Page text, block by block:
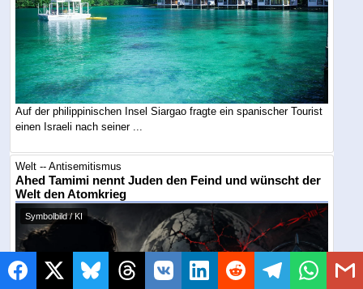
Auf der philippinischen Insel Siargao fragte ein spanischer Tourist
einen Israeli nach seiner ...
Welt -- Antisemitismus
Ahed Tamimi nennt Juden den Feind und wünscht der
Welt den Atomkrieg
Symbolbild / KI